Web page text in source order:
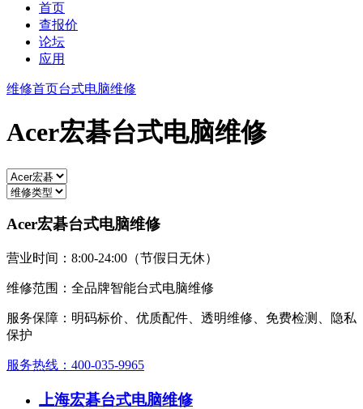
首页
查报价
论坛
应用
维修首页台式电脑维修
Acer宏碁台式电脑维修
Acer宏碁台式电脑维修
营业时间：8:00-24:00（节假日无休）
维修范围：全品牌智能台式电脑维修
服务保障：明码标价、优质配件、透明维修、免费检测、隐私
保护
服务热线：400-035-9965
上海宏碁台式电脑维修